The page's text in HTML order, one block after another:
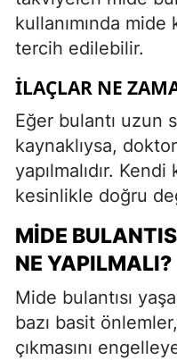
kullanımında
tercih edilebilir.
İLAÇLAR NE
Eğer bulantı uzun
kaynaklıysa,
yapılmalıdır.
kesinlikle doğru
MIDE
NE YAPILMALI?
Mide bulantısı
bazı basit
çıkmasını